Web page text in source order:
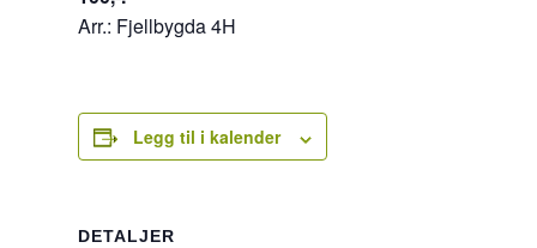
Arr.: Fjellbygda 4H
Legg til i kalender
DETALJER